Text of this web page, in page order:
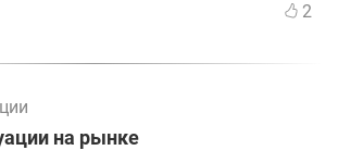
2
на рынке